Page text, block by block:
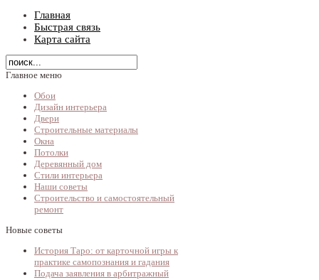
Главная
Быстрая связь
Карта сайта
Главное меню
Обои
Дизайн интерьера
Двери
Строительные материалы
Окна
Потолки
Деревянный дом
Стили интерьера
Наши советы
Строительство и самостоятельный
ремонт
Новые советы
История Таро: от карточной игры к
практике самопознания и гадания
Подача заявления в арбитражный